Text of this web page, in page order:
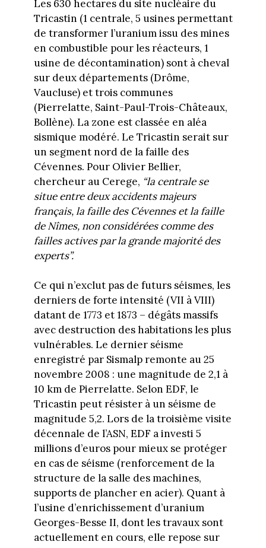
Les 630 hectares du site nucléaire du
Tricastin (1 centrale, 5 usines permettant
de transformer l’uranium issu des mines
en combustible pour les réacteurs, 1
usine de décontamination) sont à cheval
sur deux départements (Drôme,
Vaucluse) et trois communes
(Pierrelatte, Saint-Paul-Trois-Châteaux,
Bollène). La zone est classée en aléa
sismique modéré. Le Tricastin serait sur
un segment nord de la faille des
Cévennes. Pour Olivier Bellier,
chercheur au Cerege, “la centrale se
situe entre deux accidents majeurs
français, la faille des Cévennes et la faille
de Nîmes, non considérées comme des
failles actives par la grande majorité des
experts”.
Ce qui n’exclut pas de futurs séismes, les
derniers de forte intensité (VII à VIII)
datant de 1773 et 1873 – dégâts massifs
avec destruction des habitations les plus
vulnérables. Le dernier séisme
enregistré par Sismalp remonte au 25
novembre 2008 : une magnitude de 2,1 à
10 km de Pierrelatte. Selon EDF, le
Tricastin peut résister à un séisme de
magnitude 5,2. Lors de la troisième visite
décennale de l’ASN, EDF a investi 5
millions d’euros pour mieux se protéger
en cas de séisme (renforcement de la
structure de la salle des machines,
supports de plancher en acier). Quant à
l’usine d’enrichissement d’uranium
Georges-Besse II, dont les travaux sont
actuellement en cours, elle repose sur